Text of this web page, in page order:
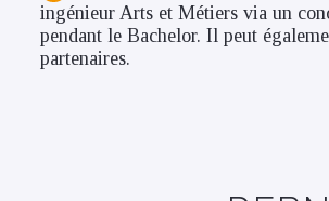
ingénieur Arts et Métiers via un
pendant le Bachelor. Il peut
partenaires.